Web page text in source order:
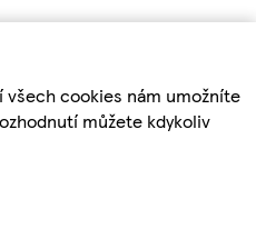
všech cookies nám umožníte
můžete kdykoliv